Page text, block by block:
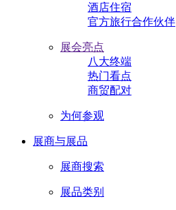
酒店住宿
官方旅行合作伙伴
展会亮点
八大终端
热门看点
商贸配对
为何参观
展商与展品
展商搜索
展品类别